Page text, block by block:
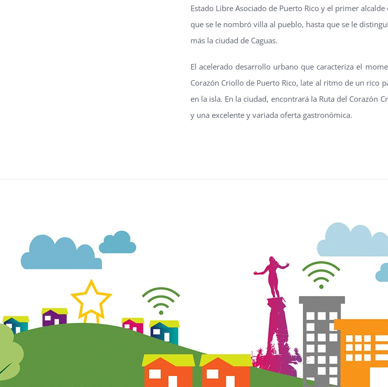
Estado Libre Asociado de Puerto Rico y el primer
que se le nombró villa al pueblo, hasta que se le
más la ciudad de Caguas.
El acelerado desarrollo urbano que caracteriza el
Corazón Criollo de Puerto Rico, late al ritmo de un
en la isla. En la ciudad, encontrará la Ruta del
y una excelente y variada oferta gastronómica.